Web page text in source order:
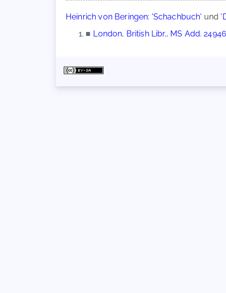
Heinrich von Beringen: 'Schachbuch' und
■ London, British Libr., MS Add. 24946